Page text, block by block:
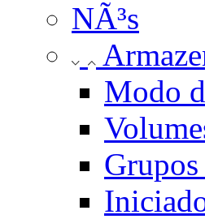
NÃ³s
Modo